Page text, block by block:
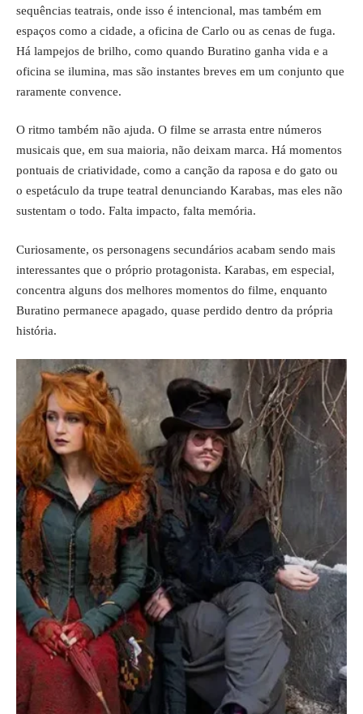
sequências teatrais, onde isso é intencional, mas também em
espaços como a cidade, a oficina de Carlo ou as cenas de fuga.
Há lampejos de brilho, como quando Buratino ganha vida e a
oficina se ilumina, mas são instantes breves em um conjunto que
raramente convence.
O ritmo também não ajuda. O filme se arrasta entre números
musicais que, em sua maioria, não deixam marca. Há momentos
pontuais de criatividade, como a canção da raposa e do gato ou
o espetáculo da trupe teatral denunciando Karabas, mas eles não
sustentam o todo. Falta impacto, falta memória.
Curiosamente, os personagens secundários acabam sendo mais
interessantes que o próprio protagonista. Karabas, em especial,
concentra alguns dos melhores momentos do filme, enquanto
Buratino permanece apagado, quase perdido dentro da própria
história.